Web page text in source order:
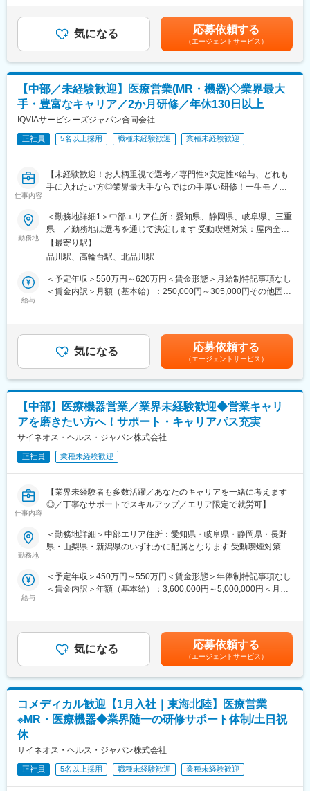
■基本的に稼働率は100%！
常時、待機期間が発生することが無いよう隙間なくアサインをし
ています。これも比較的少数規模に抑えて運営を行っているから
こそ実現ができていることであり、強みの部分です。
■数字で見るEPファーマライン（2025年10月時点）：
・従業員数1400名以上／入社3年以内の離職率6%
・男女比4:6
・有給取得率70%
・医療系有資格者：1040名在籍
変更の範囲：会社の定める業務
具体的には、「どんな病気に効くか（効果）／安全性（副作用や
注意点）／品質に問題はないか」をわかりやすく伝えます
また、現場で使われた際の声を聞き取り製薬会社へ届け、より良
い薬づくりにも貢献します
自分が関わった薬が患者様の治療につながり、感謝されるやりが
いのある仕事です
＼＼求人のポイント／／
◎未経験から医療業界へ｜大手製薬会社のプロジェクトで働ける
◎3ヶ月研修＋OJTでゼロから育成｜専門性の高いキャリア形成
員など）が活躍中
▽約3ヶ月の研修（医療知識・業務理解）
▽現場配属（4ヶ月目～）※マネージャーなど周囲のサポートを受
けながら実務習得
▽キャリア形成（MR経験者スペシャリスト・管理職や本社管理職
へのキャリアアップ＆キャリアチェンジの可能性アリ）
■充実した研修制度
■手厚い福利厚生
・転勤時の引越し費用負担
・単身赴任手当／帰省補助
■当社の特徴
研修終了後は各製薬メーカーのプロジェクトに配属される『コン
クラクトMR』。配属期間は平均2～3年程。
新薬案件を中心にプロジェクトが豊富にあり、成長機会が広がり
ます。
■豊富なキャリアパス
内でキャリアチェンジして活躍している社員も多数います。
を全額支給 ■賞与年2回（昨年度実績4.2ヶ月）、報酬改定年1回■
全国勤務が可能な方は、50万円の一時金を支給(3ヶ月の試用期間
後の翌月給与で支給)賃金はあくまでも目安の金額であり、選考を
通じて上下する可能性があります。月給(月額)は固定手当を含めた
表記です。
気になる 応募依頼する
（エージェントサービス）
【中部／未経験歓迎】医療営業(MR・機器)◇業界最大
手・豊富なキャリア／2か月研修／年休130日以上
IQVIAサービシーズジャパン合同会社
正社員 5名以上採用 職種未経験歓迎 業種未経験歓迎
仕事内容
【未経験歓迎！お人柄重視で選考／専門性×安定性×給与、どれも
手に入れたい方◎業界最大手ならではの手厚い研修！一生モノの
パス豊富】
＼そもそも「MR」とは？／
「医薬情報提供者」と呼ばれる専門資格を取得して活動する営業
職です。IQVIAのお客様である国内医薬品メーカーにて、医薬品の
営業活動を行っていただきます。
人々の命を守る商材に携わるため、社会貢献性と安定性を兼ね備
まずはご入社から2か月間MR導入研修を受講し、MR資格を取得
していただきます。
資格取得と聞くとハードルが高く思われる方もいるかもしれませ
文理問わず一から学べる環境を整えているため、専門知識は入社
後に身に付ける意欲があれば問題ございません。
社員の活躍事例についての詳細は、是非こちらのURLも併せてご
覧ください。
https://healthcarecareerpark.iqvia.com/
■具体的な業務
すでに取引のある病院の医師や薬剤師に向け、医薬品の効果や副
作用・適切な使用方法などの情報を提供し、薬剤のプロモーショ
ン活動を行っていただきます。メインの業務は情報提供となるた
活動に専念できる環境です。
個人の予算はありますが、チーム内で助け合う社風が整ってお
す。
給取得もしやすく、年間140日ほど休んでいる方も多くいます。
業部やグループ会社への異動実績も豊富にございます。（※病院の
経営コンサル、医薬品メーカーのマーケティング支援、人事担当
者などの管理部門）
営業経験を活かして様々なキャリアプ
変更の範囲：会社の定める業務
勤務地
＜勤務地詳細1＞中部エリア住所：愛知県、静岡県、岐阜県、三重
県 ／勤務地は選考を通じて決定します 受動喫煙対策：屋内全面
禁煙＜勤務地詳細2＞本社住所：東京都港区高輪4-10-18 京急第1
ビル勤務地最寄駅：JR各線／品川駅受動喫煙対策：屋内全面禁煙
【最寄り駅】
品川駅、高輪台駅、北品川駅
給与
＜予定年収＞550万円～620万円＜賃金形態＞月給制特記事項なし
＜賃金内訳＞月額（基本給）：250,000円～305,000円その他固定
手当支給する。【補足】プロジェクト稼働手当(35,000円)、外勤
日当（1日1,500円／外勤3.5時間以上）■変動賞与制（6月・12
月・3月）※平均実績6ヶ月分■インセンティブ：3月（対象者）賃
金はあくまでも目安の金額であり、選考を通じて上下する可能性
があります。月給(月額)は固定手当を含めた表記です。
気になる 応募依頼する
（エージェントサービス）
【中部】医療機器営業／業界未経験歓迎◆営業キャリ
アを磨きたい方へ！サポート・キャリアパス充実
サイネオス・ヘルス・ジャパン株式会社
正社員 業種未経験歓迎
仕事内容
【業界未経験者も多数活躍／あなたのキャリアを一緒に考えます
◎／丁寧なサポートでスキルアップ／エリア限定で就労可】
■業務内容
医療機器の営業担当者として、基幹病院などの医師や看護師など
医療従事者の方々と面談を行い、製品に関わる手技や情報提供な
・身につくスキル
専門家へ提案・交渉する力を磨けます。単に説明する力だけでな
■キャリアパス：
志向性や身につけたいスキルに応じて様々なキャリアパスがあり
ます。
・1つの領域（心臓外科や整形外科など）を極める
・複数のプロジェクトに参画して経験を広げる
・本社スタッフ（プロジェクトマネージャー、採用、研修担当）
■働く魅力
・同社の社員でいながら、様々なメーカーで経験を積むことが可
勤務地
＜勤務地詳細＞中部エリア住所：愛知県・岐阜県・静岡県・長野
県・山梨県・新潟県のいずれかに配属となります 受動喫煙対策：
給与
＜予定年収＞450万円～550万円＜賃金形態＞年俸制特記事項なし
＜賃金内訳＞年額（基本給）：3,600,000円～5,000,000円＜月額
する可能性があります。月給(月額)は固定手当を含めた表記です。
気になる 応募依頼する
（エージェントサービス）
コメディカル歓迎【1月入社｜東海北陸】医療営業
※MR・医療機器◆業界随一の研修サポート体制/土日祝
休
サイネオス・ヘルス・ジャパン株式会社
正社員 5名以上採用 職種未経験歓迎 業種未経験歓迎